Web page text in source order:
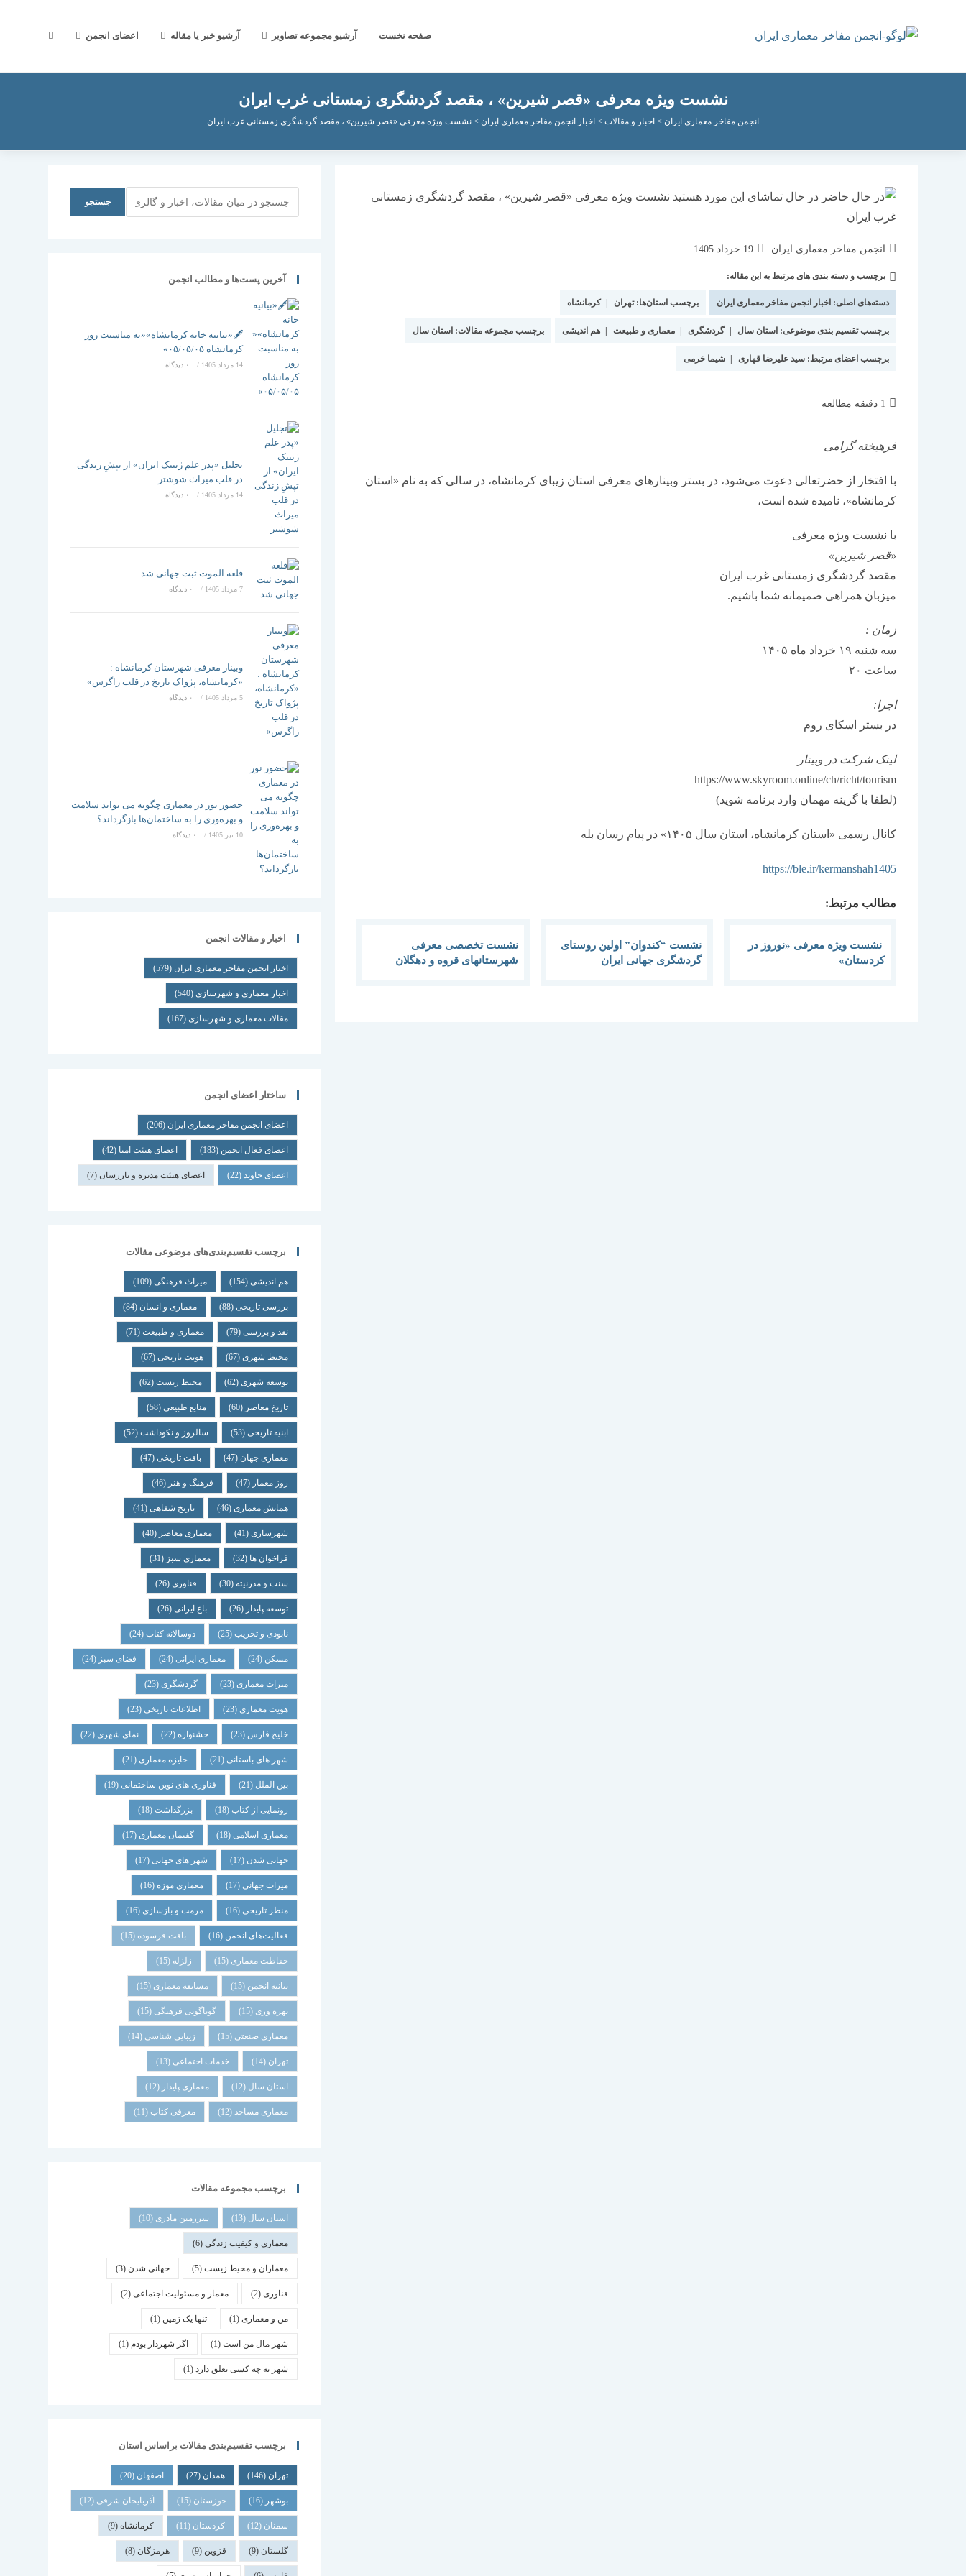
صفحه نخست آرشیو مجموعه تصاویر آرشیو خبر یا مقاله اعضای انجمن جستجوی
نشست ویژه معرفی «قصر شیرین» ، مقصد گردشگری زمستانی غرب ایران
انجمن مفاخر معماری ایران > اخبار و مقالات > اخبار انجمن مفاخر معماری ایران > نشست ویژه معرفی «قصر شیرین» ، مقصد گردشگری زمستانی غرب ایران
نویسندهٔ
انجمن مفاخر معماری ایران
نوشته
شده
است:
19 خرداد 1405
دسته‌
نوشته:
برچسب و دسته بندی های مرتبط به این مقاله:
دسته‌های اصلی: اخبار انجمن مفاخر معماری ایران برچسب استان‌ها:تهران کرمانشاه
برچسب تقسیم بندی موضوعی: استان سال گردشگری معماری و طبیعت هم اندیشی برچسب مجموعه مقالات: استان سال
برچسب اعضای مرتبط:سید علیرضا قهاری شیما خرمی
زمان
1 دقیقه مطالعه
فرهیخته گرامی
با افتخار از حضرتعالی دعوت می‌شود، در بستر وبینارهای معرفی استان زیبای کرمانشاه، در سالی که به نام «استان
کرمانشاه»، نامیده شده است،
با نشست ویژه معرفی
«قصر شیرین»
مقصد گردشگری زمستانی غرب ایران
میزبان همراهی صمیمانه شما باشیم.
زمان :
سه شنبه ۱۹ خرداد ماه ۱۴۰۵
ساعت ۲۰
اجرا:
در بستر اسکای روم
لینک شرکت در وبینار
https://www.skyroom.online/ch/richt/tourism
(لطفا با گزینه مهمان وارد برنامه شوید)
کانال رسمی «استان کرمانشاه، استان سال ۱۴۰۵» در پیام رسان بله
https://ble.ir/kermanshah1405
مطالب مرتبط:
نشست ویژه معرفی «نوروز در
کردستان»
نشست “کندوان” اولین روستای
گردشگری جهانی ایران
نشست تخصصی معرفی
شهرستانهای قروه و دهگلان
جستجو
آخرین پست‌ها و مطالب انجمن
🖋️«بیانیه خانه کرمانشاه»«به مناسبت روز
کرمانشاه ۰۵/۰۵/۰۵»
14 مرداد 1405 / ۰ دیدگاه
تجلیل «پدر علم ژنتیک ایران» از تپشِ زندگی
در قلب میراث شوشتر
14 مرداد 1405 / ۰ دیدگاه
قلعه الموت ثبت جهانی شد
7 مرداد 1405 / ۰ دیدگاه
وبینار معرفی شهرستان کرمانشاه :
«کرمانشاه، پژواک تاریخ در قلب زاگرس»
5 مرداد 1405 / ۰ دیدگاه
حضور نور در معماری چگونه می تواند سلامت
و بهره‌وری را به ساختمان‌ها بازگرداند؟
10 تیر 1405 / ۰ دیدگاه
اخبار و مقالات انجمن
اخبار انجمن مفاخر معماری ایران (579)
اخبار معماری و شهرسازی(540)
مقالات معماری و شهرسازی(167)
ساختار اعضای انجمن
اعضای انجمن مفاخر معماری ایران (206)
اعضای فعال انجمن (183) اعضای هیئت امنا (42)
اعضای جاوید(22) اعضای هیئت مدیره و بازرسان (7)
برچسب تقسیم‌بندی‌های موضوعی مقالات
هم اندیشی(154) میراث فرهنگی(109)
بررسی تاریخی(88) معماری و انسان (84)
نقد و بررسی(79) معماری و طبیعت(71)
محیط شهری(67) هویت تاریخی(67)
توسعه شهری(62) محیط زیست(62)
تاریخ معاصر (60) منابع طبیعی(58)
ابنیه تاریخی(53) سالروز و نکوداشت(52)
معماری جهان (47) بافت تاریخی(47)
روز معمار (47) فرهنگ و هنر (46)
همایش معماری(46) تاریخ شفاهی(41)
شهرسازی(41) معماری معاصر (40)
فراخوان ها (32) معماری سبز (31)
سنت و مدرنیته (30) فناوری(26)
توسعه پایدار (26) باغ ایرانی(26)
نابودی و تخریب(25) دوسالانه کتاب(24)
مسکن (24) معماری ایرانی(24) فضای سبز (24)
میراث معماری(23) گردشگری(23)
هویت معماری(23) اطلاعات تاریخی(23)
خلیج فارس (23) جشنواره (22) نمای شهری(22)
شهر های باستانی(21) جایزه معماری(21)
بین الملل (21) فناوری های نوین ساختمانی(19)
رونمایی از کتاب(18) بزرگداشت(18)
معماری اسلامی(18) گفتمان معماری(17)
جهانی شدن (17) شهر های جهانی(17)
میراث جهانی(17) معماری موزه (16)
منظر تاریخی(16) مرمت و بازسازی(16)
فعالیت‌های انجمن (16) بافت فرسوده (15)
حفاظت معماری (15) زلزله (15)
بیانیه انجمن (15) مسابقه معماری (15)
بهره وری (15) گوناگونی فرهنگی (15)
معماری صنعتی (15) زیبایی شناسی (14)
تهران (14) خدمات اجتماعی (13)
استان سال (12) معماری پایدار (12)
معماری مساجد(12) معرفی کتاب (11)
برچسب مجموعه مقالات
استان سال (13) سرزمین مادری (10)
معماری و کیفیت زندگی(6)
معماران و محیط زیست(5) جهانی شدن (3)
فناوری(2) معمار و مسئولیت اجتماعی(2)
من و معماری(1) تنها یک زمین (1)
شهر مال من است(1) اگر شهردار بودم (1)
شهر به چه کسی تعلق دارد(1)
برچسب تقسیم‌بندی مقالات براساس استان
تهران (146) همدان (27) اصفهان (20)
بوشهر (16) خوزستان (15) آذربایجان شرقی (12)
سمنان (12) کردستان (11) کرمانشاه(9)
گلستان (9) قزوین (9) هرمزگان (8)